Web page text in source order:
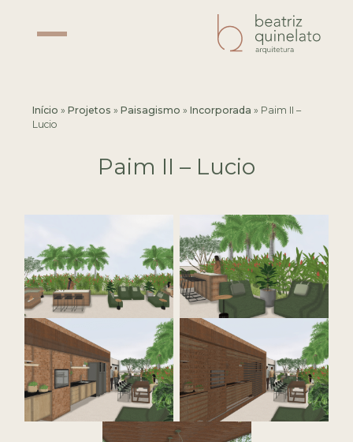
Início »Projetos »Paisagismo »Incorporada » Paim II –
Lucio
Paim II – Lucio